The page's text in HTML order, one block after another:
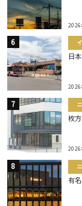
2026
日
2026
枚
2026
有